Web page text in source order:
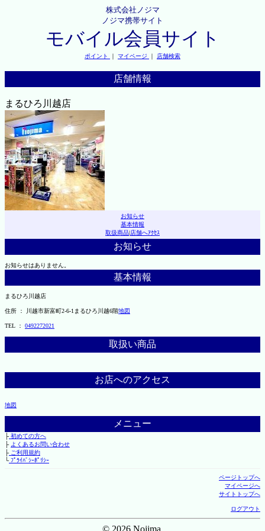
株式会社ノジマ
ノジマ携帯サイト
モバイル会員サイト
ポイント ｜ マイページ ｜ 店舗検索
店舗情報
まるひろ川越店
お知らせ
基本情報
取扱商品|店舗へｱｸｾｽ
お知らせ
お知らせはありません。
基本情報
まるひろ川越店
住所 ： 川越市新富町2-6-1まるひろ川越6階地図
TEL ： 0492272021
取扱い商品
お店へのアクセス
地図
メニュー
├初めての方へ
├ よくあるお問い合わせ
├ご利用規約
└ﾌﾟﾗｲﾊﾞｼｰﾎﾟﾘｼｰ
ページトップへ
マイページへ
サイトトップへ
ログアウト
© 2026 Nojima.